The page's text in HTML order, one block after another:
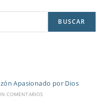
BUSCAR
Apasionado por Dios
COMENTARIOS